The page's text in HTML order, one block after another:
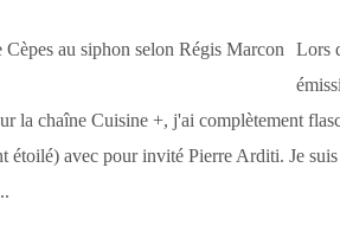
Lors
la chaîne Cuisine +, j'ai complètement
étoilé) avec pour invité Pierre Arditi. Je suis